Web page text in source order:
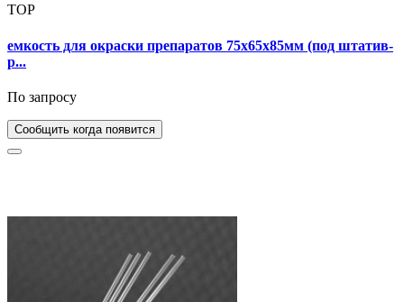
TOP
емкость для окраски препаратов 75х65х85мм (под штатив-
р...
По запросу
Сообщить когда появится